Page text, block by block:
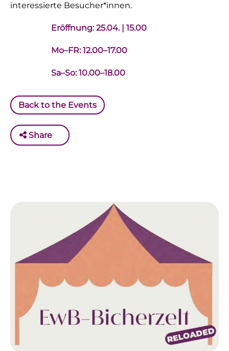
interessierte Besucher*innen.
Eröffnung: 25.04. | 15.00
Mo–FR: 12.00–17.00
Sa–So: 10.00–18.00
Back to the Events
Share